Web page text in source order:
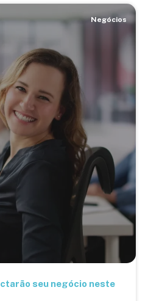
Negócios
seu negócio neste